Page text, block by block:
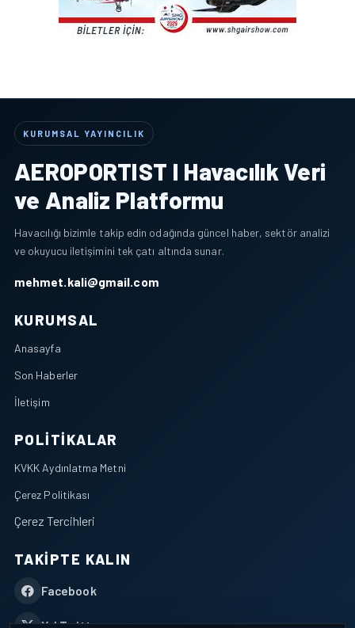
KURUMSAL YAYINCILIK
AEROPORTIST I Havacılık Veri
ve Analiz Platformu
Havacılığı bizimle takip edin odağında güncel haber, sektör analizi
ve okuyucu iletişimini tek çatı altında sunar.
mehmet.kali@gmail.com
KURUMSAL
Anasayfa
Son Haberler
İletişim
POLITIKALAR
KVKK Aydınlatma Metni
Çerez Politikası
Çerez Tercihleri
TAKIPTE KALIN
Facebook